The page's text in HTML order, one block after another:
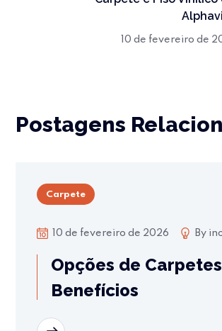
10 de fevereiro de
Postagens
Carpete
10 de fevereiro de 2026 By
Opções de
Benefícios